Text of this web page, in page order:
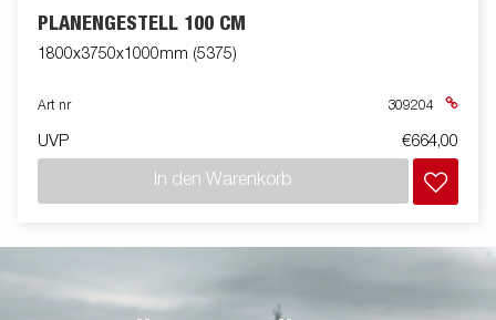
PLANENGESTELL 100 CM
1800x3750x1000mm (5375)
Art nr 309204
UVP €664,00
In den Warenkorb